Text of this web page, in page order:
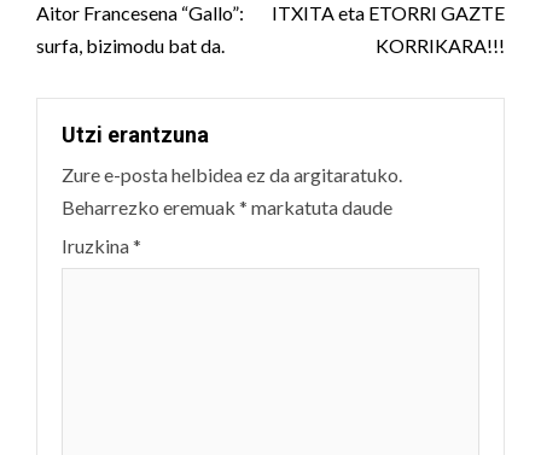
Aitor Francesena “Gallo”:
surfa, bizimodu bat da.
ITXITA eta ETORRI GAZTE
KORRIKARA!!!
Utzi erantzuna
Zure e-posta helbidea ez da argitaratuko.
Beharrezko eremuak * markatuta daude
Iruzkina*